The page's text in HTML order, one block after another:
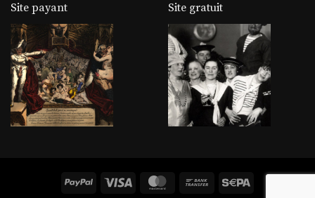
Site payant Site gratuit
PayPal Visa MasterCardBank